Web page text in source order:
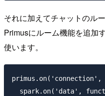
それに加えてチャットのル
Primusにルーム機能を追加
使います。
spark.on('data',